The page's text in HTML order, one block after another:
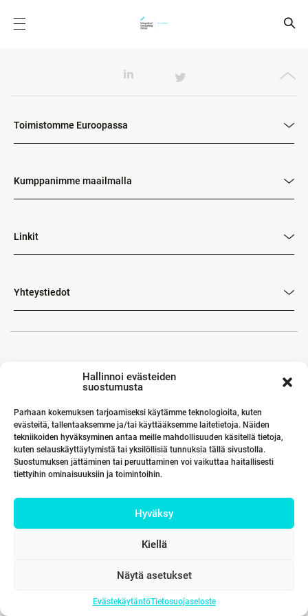
Hallinnoi evästeiden
suostumusta
Parhaan kokemuksen tarjoamiseksi käytämme teknologioita, kuten
evästeitä, tallentaaksemme ja/tai käyttääksemme laitetietoja. Näiden
tekniikoiden hyväksyminen antaa meille mahdollisuuden käsitellä tietoja,
kuten selauskäyttäytymistä tai yksilöllisiä tunnuksia tällä sivustolla.
Suostumuksen jättäminen tai peruuttaminen voi vaikuttaa haitallisesti
tiettyihin ominaisuuksiin ja toimintoihin.
Hyväksy
Kiellä
Näytä asetukset
EvästekäytäntöTietosuojaseloste
Toimistomme Euroopassa
Kumppanimme maailmalla
Linkit
Yhteystiedot